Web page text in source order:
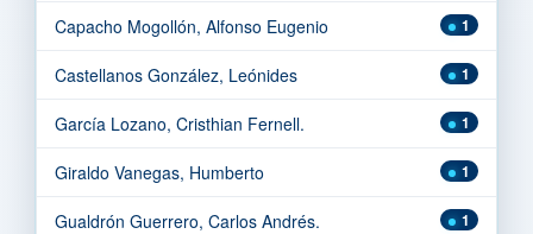
1
Capacho Mogollón, Alfonso Eugenio
1
Castellanos González, Leónides
1
García Lozano, Cristhian Fernell.
1
Giraldo Vanegas, Humberto
1
Gualdrón Guerrero, Carlos Andrés.